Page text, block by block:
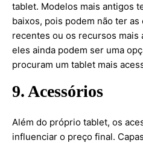
tablet. Modelos mais antigos
baixos, pois podem não ter
recentes ou os recursos mais
eles ainda podem ser uma
procuram um tablet mais
9. Acessórios
Além do próprio tablet, os
influenciar o preço final.